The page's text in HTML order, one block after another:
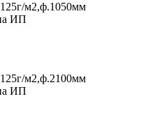
м2,ф.1050мм
ИП
м2,ф.2100мм
ИП